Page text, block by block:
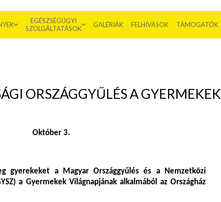
EGÉSZSÉGÜGYI
SZOLGÁLTATÁSOK
GALÉRIÁK FELHÍVÁSOK TÁMOGATÓK
ORSZÁGGYŰLÉS A GYERMEKEK
Október 3.
gyerekeket a Magyar Országgyűlés és a Nemzetközi
a Gyermekek Világnapjának alkalmából az Országház